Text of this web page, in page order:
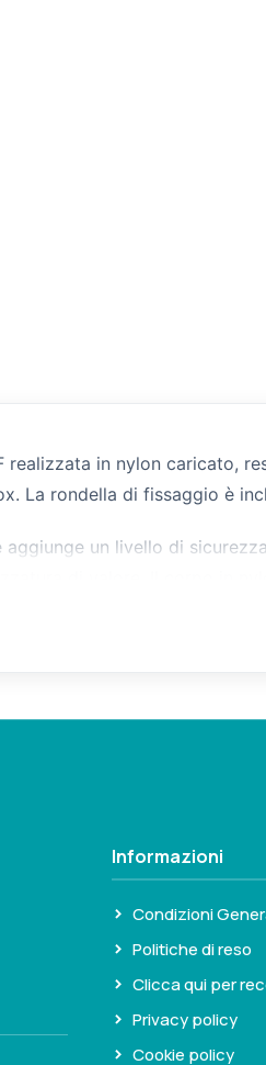
realizzata in nylon caricato,
La rondella di fissaggio è
aggiunge un livello di
Informazioni
Condizioni
Politiche di reso
Clicca qui per
Privacy policy
Cookie policy